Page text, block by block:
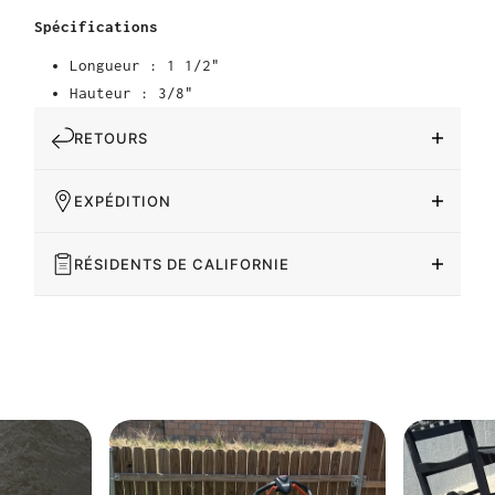
Spécifications
Longueur : 1 1/2"
Hauteur : 3/8"
RETOURS
EXPÉDITION
RÉSIDENTS DE CALIFORNIE